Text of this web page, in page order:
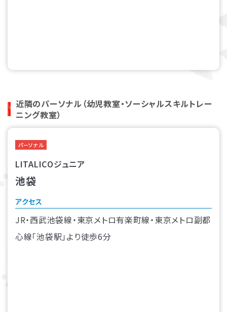
近隣のパーソナル（幼児教室・ソーシャルスキルトレー
ニング教室）
パーソナル
LITALICOジュニア
池袋
アクセス
JR・西武池袋線・東京メトロ有楽町線・東京メトロ副都
心線「池袋駅」より徒歩6分